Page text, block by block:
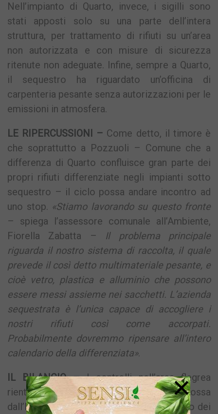
Nell’impianto di Quarto, invece, i sigilli sono
stati apposti solo su una parte dell’intera
struttura, per trattamento di rifiuti su un’area
non autorizzata e con misure di sicurezza
ritenute non adeguate. Infine, sempre a Quarto,
il sequestro ha riguardato un’officina di
carpenteria pesante senza autorizzazioni per le
emissioni in atmosfera.
LE RIPERCUSSIONI – Come detto, il timore è
che soprattutto a Pozzuoli – Comune che a
differenza di Quarto confluisce gran parte dei
propri rifiuti differenziate negli impianti sotto
sequestro – il ciclo possa andare incontro ad
uno stop. «Stiamo lavorando su questo fronte
– spiega l’assessore comunale all’Ambiente,
Fiorella Zabatta – Il problema principale
riguarda il nostro sistema di raccolta, il quale
prevede il così detto multimateriale pesante, e
cioè vetro, plastica e alluminio che possono
essere messi assieme nei sacchetti. L’azienda
sequestrata è l’unica capace di accogliere i
nostri rifiuti così come accorpati.
Probabilmente dovremmo ripensare all’intero
calendario della differenziata».
IL BILANCIO –I controlli nell’area flegrea
rientrano in una più vasta operazione promossa
dall’Incaricato per il contrasto al fenomeno dei
×